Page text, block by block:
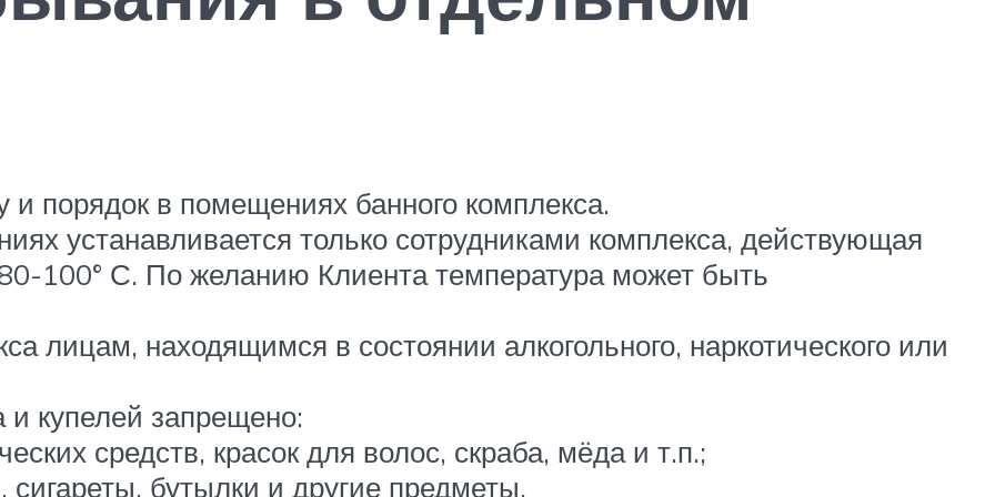
и порядок в помещениях банного комплекса.
устанавливается только сотрудниками комплекса, действующая
100° С. По желанию Клиента температура может быть
лицам, находящимся в состоянии алкогольного, наркотического или
купелей запрещено:
средств, красок для волос, скраба, мёда и т.п.;
бутылки и другие предметы.